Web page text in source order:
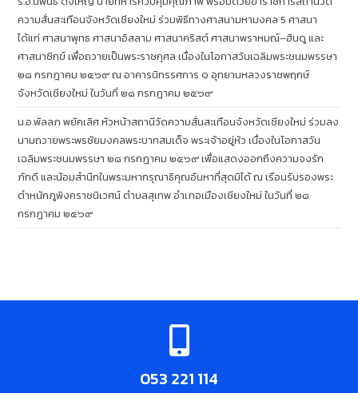
ความสั่นสะเทือนจังหวัดเชียงใหม่ ร่วมพิธีทางศาสนามหามงคล 5 ศาสนา
ได้แก่ ศาสนาพุทธ ศาสนาอิสลาม ศาสนาคริสต์ ศาสนาพราหมณ์–ฮินดู และ
ศาสนาซิกข์ เพื่อถวายเป็นพระราชกุศล เนื่องในโอกาสวันเฉลิมพระชนมพรรษา
๒๘ กรกฎาคม ๒๕๖๙ ณ อาคารนิทรรศการ ๑ อุทยานหลวงราชพฤกษ์
จังหวัดเชียงใหม่ ในวันที่ ๒๘ กรกฎาคม ๒๕๖๙
น.อ.พัลลภ พยัคเลิศ หัวหน้าสถานีวัดความสั่นสะเทือนจังหวัดเชียงใหม่ ร่วมลง
นามถวายพระพรชัยมงคลพระบาทสมเด็จ พระเจ้าอยู่หัว เนื่องในโอกาสวัน
เฉลิมพระชนมพรรษา ๒๘ กรกฎาคม ๒๕๖๙ เพื่อแสดงออกถึงความจงรัก
ภักดี และน้อมสำนึกในพระมหากรุณาธิคุณอันหาที่สุดมิได้ ณ เรือนรับรองพระ
ตำหนักภูพิงคราชนิเวศน์ ตำบลสุเทพ อำเภอเมืองเชียงใหม่ ในวันที่ ๒๘
กรกฎาคม ๒๕๖๙
053 221 114